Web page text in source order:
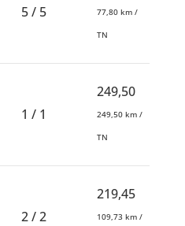
5 / 5 77,80 km /
TN
1 / 1
249,50
249,50 km /
TN
2 / 2
219,45
109,73 km /